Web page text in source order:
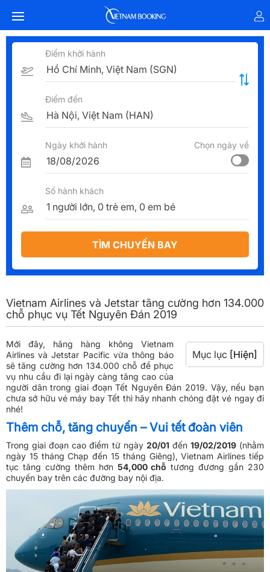
Điểm khởi hành
Điểm đến
Ngày khởi hành Chọn ngày về
Số hành khách
TÌM CHUYẾN BAY
Vietnam Airlines và Jetstar tăng cường hơn 134.000
chỗ phục vụ Tết Nguyên Đán 2019
Mục lục [Hiện]
Mới đây, hãng hàng không Vietnam
Airlines và Jetstar Pacific vừa thông báo
sẽ tăng cường hơn 134.000 chỗ để phục
vụ nhu cầu đi lại ngày càng tăng cao của
người dân trong giai đoạn Tết Nguyên Đán 2019. Vậy, nếu bạn
chưa sở hữu vé máy bay Tết thì hãy nhanh chóng đặt vé ngay đi
nhé!
Thêm chỗ, tăng chuyến – Vui tết đoàn viên
Trong giai đoạn cao điểm từ ngày 20/01đến 19/02/2019(nhằm
ngày 15 tháng Chạp đến 15 tháng Giêng), Vietnam Airlines tiếp
tục tăng cường thêm hơn 54,000 chỗ tương đương gần 230
chuyến bay trên các đường bay nội địa.